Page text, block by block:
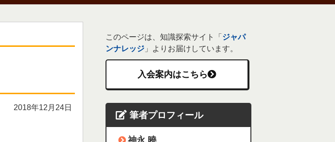
2018年12月24日
このページは、知識探索サイト「 ジャパ
ンナレッジ 」よりお届けしています。
入会案内はこちら
筆者プロフィール
神永 曉